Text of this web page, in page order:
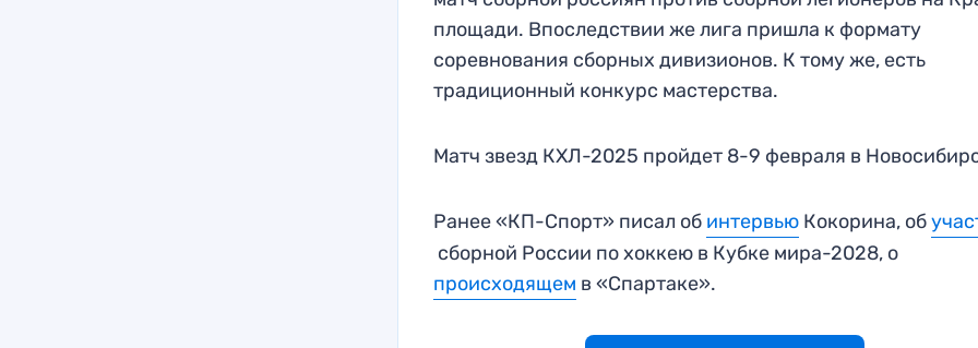
площади. Впоследствии же лига пришла к формату
соревнования сборных дивизионов. К тому же, есть
традиционный конкурс мастерства.
Матч звезд КХЛ-2025 пройдет 8-9 февраля в
Ранее «КП-Спорт» писал об интервью Кокорина, об
сборной России по хоккею в Кубке мира-2028, о
происходящем в «Спартаке».